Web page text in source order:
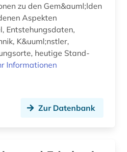
zu den Gem&auml;lden
Aspekten
Entstehungsdaten,
K&uuml;nstler,
heutige Stand-
Informationen
Zur Datenbank